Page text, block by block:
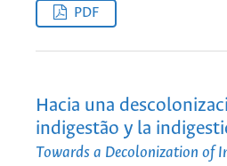
PDF
Hacia una
indigestão y la
Towards a Decolonization of